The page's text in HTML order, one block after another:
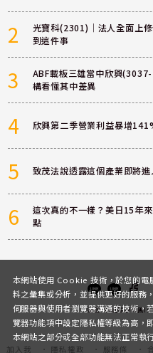
2
光寶科(2301)｜法人全面上
到這件事
3
ABF載板三雄當中欣興
構看懂其中差異
4 欣興第二季營業利益暴增
5 致茂法說透露這個產業即將進
6
這次真的不一樣？美日15年
點
客服 討論區粉絲團
加入我 隱私權政 服務條
本網站使用 Cookie 技術，於您的電
料之彙集或分析，並提供更好的服
伺服器與使用者瀏覽器溝通的技術，
覽器功能項中設定隱私權等級為高
本網站之部分或全部功能無法正常執